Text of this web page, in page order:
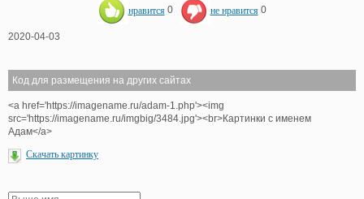
нравится 0 не нравится 0
2020-04-03
Код для размещения на других сайтах
<a href='https://imagename.ru/adam-1.php'><img
src='https://imagename.ru/imgbig/3484.jpg'><br>Картинки с именем
Адам</a>
Скачать картинку